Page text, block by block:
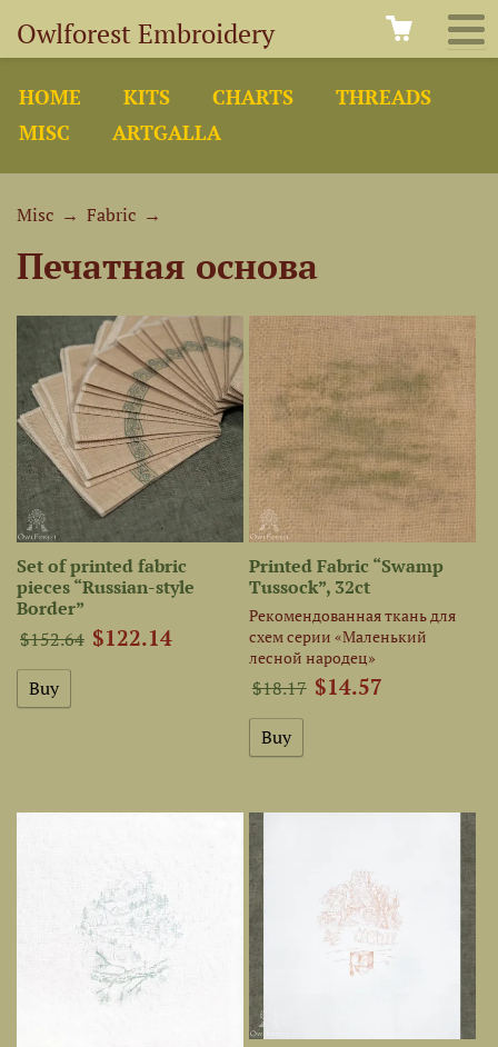
Owlforest Embroidery
HOME KITS CHARTS
THREADS
MISC
ARTGALLA
Misc → Fabric →
Печатная основа
Set of printed fabric
pieces “Russian-style
Border”
$152.64 $122.14
Printed Fabric “Swamp
Tussock”, 32ct
Рекомендованная ткань для
схем серии «Маленький
лесной народец»
$18.17 $14.57